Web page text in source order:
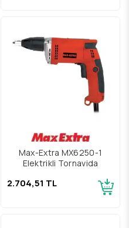
Max-Extra MX6250-1
Elektrikli Tornavida
2.704,51 TL